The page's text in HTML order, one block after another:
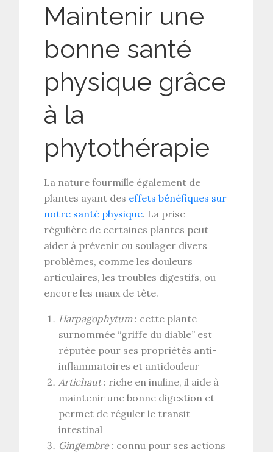
Maintenir une
bonne santé
physique grâce
à la
phytothérapie
La nature fourmille également de
plantes ayant des effets bénéfiques sur
notre santé physique. La prise
régulière de certaines plantes peut
aider à prévenir ou soulager divers
problèmes, comme les douleurs
articulaires, les troubles digestifs, ou
encore les maux de tête.
Harpagophytum: cette plante
surnommée “griffe du diable” est
réputée pour ses propriétés anti-
inflammatoires et antidouleur
Artichaut: riche en inuline, il aide à
maintenir une bonne digestion et
permet de réguler le transit
intestinal
Gingembre: connu pour ses actions